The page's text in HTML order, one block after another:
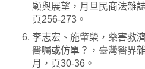
顧與展望，月旦民商法雜
頁256-273。
李志宏、施肇榮，藥害救
醫囑或仿單？，臺灣醫界
月，頁30-36。